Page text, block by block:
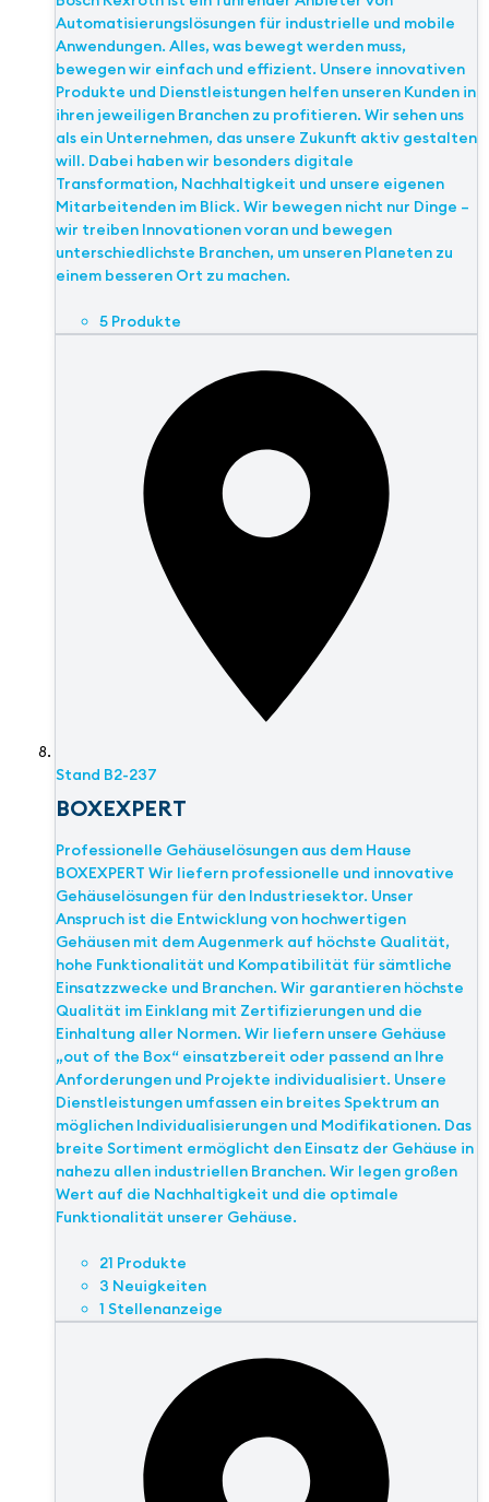
Automatisierungslösungen für industrielle und mobile
Anwendungen. Alles, was bewegt werden muss,
bewegen wir einfach und effizient. Unsere innovativen
Produkte und Dienstleistungen helfen unseren Kunden in
ihren jeweiligen Branchen zu profitieren. Wir sehen uns
als ein Unternehmen, das unsere Zukunft aktiv gestalten
will. Dabei haben wir besonders digitale
Transformation, Nachhaltigkeit und unsere eigenen
Mitarbeitenden im Blick. Wir bewegen nicht nur Dinge –
wir treiben Innovationen voran und bewegen
unterschiedlichste Branchen, um unseren Planeten zu
einem besseren Ort zu machen.
5 Produkte
Stand B2-237
BOXEXPERT
Professionelle Gehäuselösungen aus dem Hause
BOXEXPERT Wir liefern professionelle und innovative
Gehäuselösungen für den Industriesektor. Unser
Anspruch ist die Entwicklung von hochwertigen
Gehäusen mit dem Augenmerk auf höchste Qualität,
hohe Funktionalität und Kompatibilität für sämtliche
Einsatzzwecke und Branchen. Wir garantieren höchste
Qualität im Einklang mit Zertifizierungen und die
Einhaltung aller Normen. Wir liefern unsere Gehäuse
„out of the Box“ einsatzbereit oder passend an Ihre
Anforderungen und Projekte individualisiert. Unsere
Dienstleistungen umfassen ein breites Spektrum an
möglichen Individualisierungen und Modifikationen. Das
breite Sortiment ermöglicht den Einsatz der Gehäuse in
nahezu allen industriellen Branchen. Wir legen großen
Wert auf die Nachhaltigkeit und die optimale
Funktionalität unserer Gehäuse.
21 Produkte
3 Neuigkeiten
1 Stellenanzeige